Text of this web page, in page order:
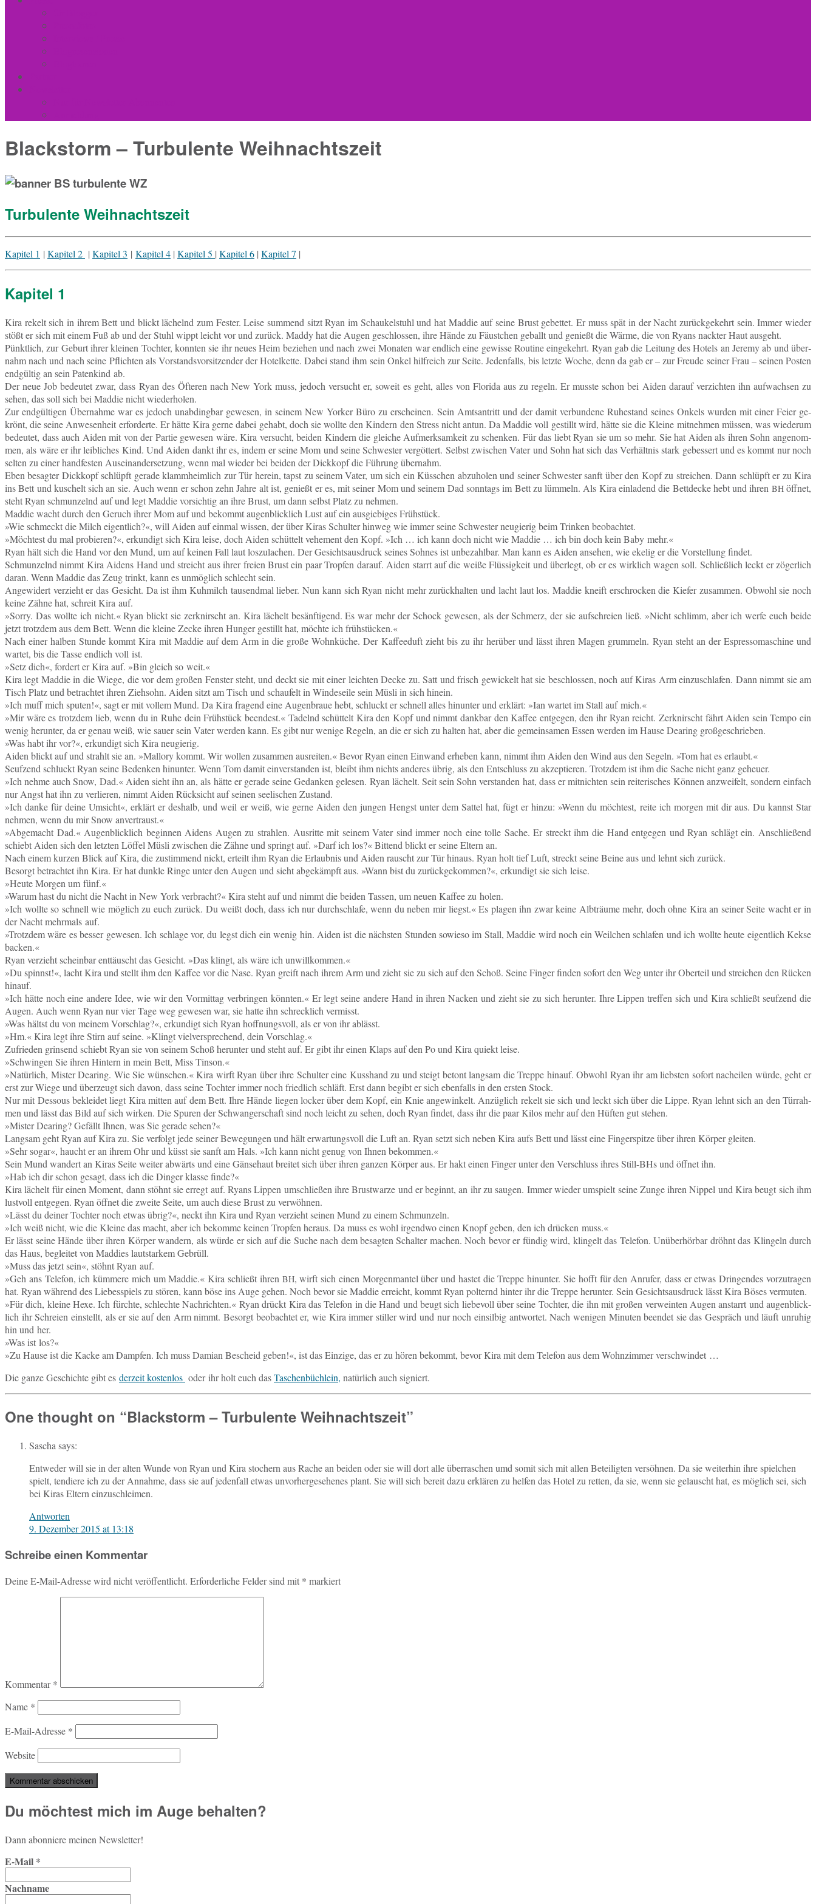
Blackstorm – Turbulente Weihnachtszeit
Turbulente Weihnachtszeit
Ka­pi­tel 1 | Ka­pi­tel 2 | Ka­pi­tel 3 | Ka­pi­tel 4 | Ka­pi­tel 5 | Ka­pi­tel 6 | Ka­pi­tel 7 |
Kapitel 1
Kira rekelt sich in ihrem Bett und blickt lä­chelnd zum Fester. Leise sum­mend sitzt Ryan im Schau­kel­stuhl und hat Maddie auf seine Brust ge­bet­tet. Er muss spät in der Nacht zu­rück­ge­kehrt sein. Immer wieder
stößt er sich mit einem Fuß ab und der Stuhl wippt leicht vor und zurück. Maddy hat die Augen ge­schlos­sen, ihre Hände zu Fäust­chen ge­ballt und ge­nießt die Wärme, die von Ryans nack­ter Haut ausgeht.
Pünkt­lich, zur Geburt ihrer klei­nen Toch­ter, konn­ten sie ihr neues Heim be­zie­hen und nach zwei Mo­na­ten war end­lich eine ge­wis­se Rou­ti­ne ein­ge­kehrt. Ryan gab die Lei­tung des Hotels an Jeremy ab und über­
nahm nach und nach seine Pflich­ten als Vor­stands­vor­sit­zen­der der Ho­tel­ket­te. Dabei stand ihm sein Onkel hilf­reich zur Seite. Je­den­falls, bis letzte Woche, denn da gab er – zur Freude seiner Frau – seinen Posten
end­gül­tig an sein Pa­ten­kind ab.
Der neue Job be­deu­tet zwar, dass Ryan des Öf­te­ren nach New York muss, jedoch ver­sucht er, soweit es geht, alles von Flo­ri­da aus zu regeln. Er musste schon bei Aiden darauf ver­zich­ten ihn auf­wach­sen zu
sehen, das soll sich bei Maddie nicht wiederholen.
Zur end­gül­ti­gen Über­nah­me war es jedoch un­ab­ding­bar ge­we­sen, in seinem New Yorker Büro zu er­schei­nen. Sein Amts­an­tritt und der damit ver­bun­de­ne Ru­he­stand seines Onkels wurden mit einer Feier ge­
krönt, die seine An­we­sen­heit er­for­der­te. Er hätte Kira gerne dabei gehabt, doch sie wollte den Kin­dern den Stress nicht antun. Da Maddie voll ge­stillt wird, hätte sie die Kleine mit­neh­men müssen, was wie­der­um
be­deu­tet, dass auch Aiden mit von der Partie ge­we­sen wäre. Kira ver­sucht, beiden Kin­dern die glei­che Auf­merk­sam­keit zu schen­ken. Für das liebt Ryan sie um so mehr. Sie hat Aiden als ihren Sohn an­ge­nom­
men, als wäre er ihr leib­li­ches Kind. Und Aiden dankt ihr es, indem er seine Mom und seine Schwes­ter ver­göt­tert. Selbst zwi­schen Vater und Sohn hat sich das Ver­hält­nis stark ge­bes­sert und es kommt nur noch
selten zu einer hand­fes­ten Aus­ein­an­der­set­zung, wenn mal wieder bei beiden der Dick­kopf die Füh­rung übernahm.
Eben be­sag­ter Dick­kopf schlüpft gerade klamm­heim­lich zur Tür herein, tapst zu seinem Vater, um sich ein Küss­chen ab­zu­ho­len und seiner Schwes­ter sanft über den Kopf zu strei­chen. Dann schlüpft er zu Kira
ins Bett und ku­schelt sich an sie. Auch wenn er schon zehn Jahre alt ist, ge­nießt er es, mit seiner Mom und seinem Dad sonn­tags im Bett zu lüm­meln. Als Kira ein­la­dend die Bett­de­cke hebt und ihren BHöffnet,
steht Ryan schmun­zelnd auf und legt Maddie vor­sich­tig an ihre Brust, um dann selbst Platz zu nehmen.
Maddie wacht durch den Geruch ihrer Mom auf und be­kommt au­gen­blick­lich Lust auf ein aus­gie­bi­ges Frühstück.
»Wie schmeckt die Milch ei­gent­lich?«, will Aiden auf einmal wissen, der über Kiras Schul­ter hinweg wie immer seine Schwes­ter neu­gie­rig beim Trin­ken beobachtet.
»Möch­test du mal pro­bie­ren?«, er­kun­digt sich Kira leise, doch Aiden schüt­telt ve­he­ment den Kopf. »Ich … ich kann doch nicht wie Maddie … ich bin doch kein Baby mehr.«
Ryan hält sich die Hand vor den Mund, um auf keinen Fall laut los­zu­la­chen. Der Ge­sichts­aus­druck seines Sohnes ist un­be­zahl­bar. Man kann es Aiden an­se­hen, wie ekelig er die Vor­stel­lung findet.
Schmun­zelnd nimmt Kira Aidens Hand und streicht aus ihrer freien Brust ein paar Trop­fen darauf. Aiden starrt auf die weiße Flüs­sig­keit und über­legt, ob er es wirk­lich wagen soll. Schließ­lich leckt er zö­ger­lich
daran. Wenn Maddie das Zeug trinkt, kann es un­mög­lich schlecht sein.
An­ge­wi­dert ver­zieht er das Ge­sicht. Da ist ihm Kuh­milch tau­send­mal lieber. Nun kann sich Ryan nicht mehr zu­rück­hal­ten und lacht laut los. Maddie kneift er­schro­cken die Kiefer zu­sam­men. Obwohl sie noch
keine Zähne hat, schreit Kira auf.
»Sorry. Das wollte ich nicht.« Ryan blickt sie zer­knirscht an. Kira lä­chelt be­sänf­ti­gend. Es war mehr der Schock ge­we­sen, als der Schmerz, der sie auf­schrei­en ließ. »Nicht schlimm, aber ich werfe euch beide
jetzt trotz­dem aus dem Bett. Wenn die kleine Zecke ihren Hunger ge­stillt hat, möchte ich frühstücken.«
Nach einer halben Stunde kommt Kira mit Maddie auf dem Arm in die große Wohn­kü­che. Der Kaf­fee­duft zieht bis zu ihr her­über und lässt ihren Magen grum­meln. Ryan steht an der Es­pres­so­ma­schi­ne und
wartet, bis die Tasse end­lich voll ist.
»Setz dich«, for­dert er Kira auf. »Bin gleich so weit.«
Kira legt Maddie in die Wiege, die vor dem großen Fens­ter steht, und deckt sie mit einer leich­ten Decke zu. Satt und frisch ge­wi­ckelt hat sie be­schlos­sen, noch auf Kiras Arm ein­zu­schla­fen. Dann nimmt sie am
Tisch Platz und be­trach­tet ihren Zieh­sohn. Aiden sitzt am Tisch und schau­felt in Win­des­ei­le sein Müsli in sich hinein.
»Ich muff mich sputen!«, sagt er mit vollem Mund. Da Kira fra­gend eine Au­gen­braue hebt, schluckt er schnell alles hin­un­ter und er­klärt: »Ian wartet im Stall auf mich.«
»Mir wäre es trotz­dem lieb, wenn du in Ruhe dein Früh­stück be­en­dest.« Ta­delnd schüt­telt Kira den Kopf und nimmt dank­bar den Kaffee ent­ge­gen, den ihr Ryan reicht. Zer­knirscht fährt Aiden sein Tempo ein
wenig her­un­ter, da er genau weiß, wie sauer sein Vater werden kann. Es gibt nur wenige Regeln, an die er sich zu halten hat, aber die ge­mein­sa­men Essen werden im Hause Dea­ring großgeschrieben.
»Was habt ihr vor?«, er­kun­digt sich Kira neugierig.
Aiden blickt auf und strahlt sie an. »Mal­lo­ry kommt. Wir wollen zu­sam­men aus­rei­ten.« Bevor Ryan einen Ein­wand er­he­ben kann, nimmt ihm Aiden den Wind aus den Segeln. »Tom hat es erlaubt.«
Seuf­zend schluckt Ryan seine Be­den­ken hin­un­ter. Wenn Tom damit ein­ver­stan­den ist, bleibt ihm nichts an­de­res übrig, als den Ent­schluss zu ak­zep­tie­ren. Trotz­dem ist ihm die Sache nicht ganz geheuer.
»Ich nehme auch Snow, Dad.« Aiden sieht ihn an, als hätte er gerade seine Ge­dan­ken ge­le­sen. Ryan lä­chelt. Seit sein Sohn ver­stan­den hat, dass er mit­nich­ten sein rei­te­ri­sches Können an­zwei­felt, son­dern ein­fach
nur Angst hat ihn zu ver­lie­ren, nimmt Aiden Rück­sicht auf seinen see­li­schen Zustand.
»Ich danke für deine Um­sicht«, er­klärt er des­halb, und weil er weiß, wie gerne Aiden den jungen Hengst unter dem Sattel hat, fügt er hinzu: »Wenn du möch­test, reite ich morgen mit dir aus. Du kannst Star
nehmen, wenn du mir Snow anvertraust.«
»Ab­ge­macht Dad.« Au­gen­blick­lich be­gin­nen Aidens Augen zu strah­len. Aus­rit­te mit seinem Vater sind immer noch eine tolle Sache. Er streckt ihm die Hand ent­ge­gen und Ryan schlägt ein. An­schlie­ßend
schiebt Aiden sich den letz­ten Löffel Müsli zwi­schen die Zähne und springt auf. »Darf ich los?« Bit­tend blickt er seine Eltern an.
Nach einem kurzen Blick auf Kira, die zu­stim­mend nickt, er­teilt ihm Ryan die Er­laub­nis und Aiden rauscht zur Tür hinaus. Ryan holt tief Luft, streckt seine Beine aus und lehnt sich zurück.
Be­sorgt be­trach­tet ihn Kira. Er hat dunkle Ringe unter den Augen und sieht ab­ge­kämpft aus. »Wann bist du zu­rück­ge­kom­men?«, er­kun­digt sie sich leise.
»Heute Morgen um fünf.«
»Warum hast du nicht die Nacht in New York ver­bracht?« Kira steht auf und nimmt die beiden Tassen, um neuen Kaffee zu holen.
»Ich wollte so schnell wie mög­lich zu euch zurück. Du weißt doch, dass ich nur durch­schla­fe, wenn du neben mir liegst.« Es plagen ihn zwar keine Alb­träu­me mehr, doch ohne Kira an seiner Seite wacht er in
der Nacht mehr­mals auf.
»Trotz­dem wäre es besser ge­we­sen. Ich schla­ge vor, du legst dich ein wenig hin. Aiden ist die nächs­ten Stun­den so­wie­so im Stall, Maddie wird noch ein Weil­chen schla­fen und ich wollte heute ei­gent­lich Kekse
backen.«
Ryan ver­zieht schein­bar ent­täuscht das Ge­sicht. »Das klingt, als wäre ich unwillkommen.«
»Du spinnst!«, lacht Kira und stellt ihm den Kaffee vor die Nase. Ryan greift nach ihrem Arm und zieht sie zu sich auf den Schoß. Seine Finger finden sofort den Weg unter ihr Ober­teil und strei­chen den Rücken
hinauf.
»Ich hätte noch eine andere Idee, wie wir den Vor­mit­tag ver­brin­gen könn­ten.« Er legt seine andere Hand in ihren Nacken und zieht sie zu sich her­un­ter. Ihre Lippen tref­fen sich und Kira schließt seuf­zend die
Augen. Auch wenn Ryan nur vier Tage weg ge­we­sen war, sie hatte ihn schreck­lich vermisst.
»Was hältst du von meinem Vor­schlag?«, er­kun­digt sich Ryan hoff­nungs­voll, als er von ihr ablässt.
»Hm.« Kira legt ihre Stirn auf seine. »Klingt viel­ver­spre­chend, dein Vorschlag.«
Zu­frie­den grin­send schiebt Ryan sie von seinem Schoß her­un­ter und steht auf. Er gibt ihr einen Klaps auf den Po und Kira quiekt leise.
»Schwin­gen Sie ihren Hin­tern in mein Bett, Miss Tinson.«
»Na­tür­lich, Mister Dea­ring. Wie Sie wün­schen.« Kira wirft Ryan über ihre Schul­ter eine Kuss­hand zu und steigt betont lang­sam die Treppe hinauf. Obwohl Ryan ihr am liebs­ten sofort nach­ei­len würde, geht er
erst zur Wiege und über­zeugt sich davon, dass seine Toch­ter immer noch fried­lich schläft. Erst dann begibt er sich eben­falls in den ersten Stock.
Nur mit Des­sous be­klei­det liegt Kira mitten auf dem Bett. Ihre Hände liegen locker über dem Kopf, ein Knie an­ge­win­kelt. An­züg­lich rekelt sie sich und leckt sich über die Lippe. Ryan lehnt sich an den Tür­rah­
men und lässt das Bild auf sich wirken. Die Spuren der Schwan­ger­schaft sind noch leicht zu sehen, doch Ryan findet, dass ihr die paar Kilos mehr auf den Hüften gut stehen.
»Mister Dea­ring? Ge­fällt Ihnen, was Sie gerade sehen?«
Lang­sam geht Ryan auf Kira zu. Sie ver­folgt jede seiner Be­we­gun­gen und hält er­war­tungs­voll die Luft an. Ryan setzt sich neben Kira aufs Bett und lässt eine Fin­ger­spit­ze über ihren Körper gleiten.
»Sehr sogar«, haucht er an ihrem Ohr und küsst sie sanft am Hals. »Ich kann nicht genug von Ihnen bekommen.«
Sein Mund wan­dert an Kiras Seite weiter ab­wärts und eine Gän­se­haut brei­tet sich über ihren ganzen Körper aus. Er hakt einen Finger unter den Ver­schluss ihres Still-BHs und öffnet ihn.
»Hab ich dir schon gesagt, dass ich die Dinger klasse finde?«
Kira lä­chelt für einen Moment, dann stöhnt sie erregt auf. Ryans Lippen um­schlie­ßen ihre Brust­war­ze und er be­ginnt, an ihr zu saugen. Immer wieder um­spielt seine Zunge ihren Nippel und Kira beugt sich ihm
lust­voll ent­ge­gen. Ryan öffnet die zweite Seite, um auch diese Brust zu verwöhnen.
»Lässt du deiner Toch­ter noch etwas übrig?«, neckt ihn Kira und Ryan ver­zieht seinen Mund zu einem Schmunzeln.
»Ich weiß nicht, wie die Kleine das macht, aber ich be­kom­me keinen Trop­fen heraus. Da muss es wohl ir­gend­wo einen Knopf geben, den ich drü­cken muss.«
Er lässt seine Hände über ihren Körper wan­dern, als würde er sich auf die Suche nach dem be­sag­ten Schal­ter machen. Noch bevor er fündig wird, klin­gelt das Te­le­fon. Un­über­hör­bar dröhnt das Klin­geln durch
das Haus, be­glei­tet von Mad­dies laut­star­kem Gebrüll.
»Muss das jetzt sein«, stöhnt Ryan auf.
»Geh ans Te­le­fon, ich küm­me­re mich um Maddie.« Kira schließt ihren BH, wirft sich einen Mor­gen­man­tel über und hastet die Treppe hin­un­ter. Sie hofft für den An­ru­fer, dass er etwas Drin­gen­des vor­zu­tra­gen
hat. Ryan wäh­rend des Lie­bes­spiels zu stören, kann böse ins Auge gehen. Noch bevor sie Maddie er­reicht, kommt Ryan pol­ternd hinter ihr die Treppe her­un­ter. Sein Ge­sichts­aus­druck lässt Kira Böses vermuten.
»Für dich, kleine Hexe. Ich fürch­te, schlech­te Nach­rich­ten.« Ryan drückt Kira das Te­le­fon in die Hand und beugt sich lie­be­voll über seine Toch­ter, die ihn mit großen ver­wein­ten Augen an­starrt und au­gen­blick­
lich ihr Schrei­en ein­stellt, als er sie auf den Arm nimmt. Be­sorgt be­ob­ach­tet er, wie Kira immer stil­ler wird und nur noch ein­sil­big ant­wor­tet. Nach we­ni­gen Mi­nu­ten be­en­det sie das Ge­spräch und läuft un­ru­hig
hin und her.
»Was ist los?«
»Zu Hause ist die Kacke am Damp­fen. Ich muss Damian Be­scheid geben!«, ist das Ein­zi­ge, das er zu hören be­kommt, bevor Kira mit dem Te­le­fon aus dem Wohn­zim­mer verschwindet …
Die ganze Ge­schich­te gibt es der­zeit kos­ten­los oder ihr holt euch dasTa­schen­büch­lein, na­tür­lich auch signiert.
One thought on “Blackstorm – Turbulente Weihnachtszeit”
Saschasays:
Ent­we­der will sie in der alten Wunde von Ryan und Kira sto­chern aus Rache an beiden oder sie will dort alle über­ra­schen umd somit sich mit allen Be­tei­lig­ten ver­söh­nen. Da sie wei­ter­hin ihre spiel­chen
spielt, ten­die­re ich zu der An­nah­me, dass sie auf je­den­fall etwas un­vor­her­ge­se­he­nes plant. Sie will sich bereit dazu er­klä­ren zu helfen das Hotel zu retten, da sie, wenn sie ge­lauscht hat, es mög­lich sei, sich
bei Kiras Eltern einzuschleimen.
Antworten
9. Dezember 2015 at 13:18
Schreibe einen Kommentar
Deine E-Mail-Adresse wird nicht veröffentlicht. Erforderliche Felder sind mit * markiert
Kommentar*
Name *
E-Mail-Adresse *
Website
Du möchtest mich im Auge behalten?
Dann abon­nie­re meinen Newsletter!
E-Mail *
Nachname